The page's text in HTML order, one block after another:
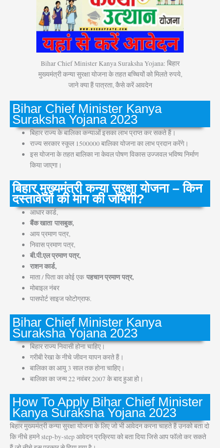
Bihar Chief Minister Kanya Suraksha Yojana: बिहार
मुख्यमंत्री कन्या सुरक्षा योजना के तहत बच्चियों को मिलते रुपये,
जाने क्या हैं पात्रता, कैसे करें आवदेन
Bihar Chief Minister Kanya
Suraksha Yojana 2023
बिहार राज्य के बालिका कन्याओं इसका लाभ प्राप्त कर सकते हैं।
राज्य सरकार स्कूल 1500000 बालिका योजना का लाभ प्रदान करेंगे।
इस योजना के तहत बालिका ना केवल पोषण विकास उज्जवल भविष्य निर्माण
किया जाएगा।
बिहार मुख्यमंत्री कन्या सुरक्षा योजना – किन
दस्तावेजों की मांग की जायेगी?
आधार कार्ड,
बैंक खाता पासबुक,
आय प्रमाण पत्र,
निवास प्रमाण पत्र,
बी.पी.एल प्रमाण पत्र,
राशन कार्ड,
माता / पिता का कोई एकपहचान प्रमाण पत्र,
मोबाइल नंबर
पासपोर्ट साइज फोटोग्राफ.
Bihar Chief Minister Kanya
Suraksha Yojana 2023
बिहार राज्य निवासी होना चाहिए।
गरीबी रेखा के नीचे जीवन यापन करते हैं।
बालिका का आयु 3 साल तक होना चाहिए।
बालिका का जन्म 22 नवंबर 2007 के बाद हुआ हो।
How To Apply Bihar Chief Minister
Kanya Suraksha Yojana 2023
बिहार मुख्यमंत्री कन्या सुरक्षा योजना के लिए जो भी आवेदन करना चाहते हैं उनको बता दो
कि नीचे हमने step-by-step आवेदन प्रक्रिया को बता दिया जिसे आप फॉलो कर सकते